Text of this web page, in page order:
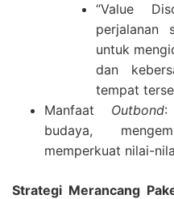
“Value
perjalanan
untuk
dan
tempat
Manfaat Outbond:
budaya,
memperkuat nilai-
Strategi Merancang